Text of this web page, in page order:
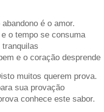
é o amor.
o tempo se consuma
e o coração desprende
muitos querem prova.
sua provação
conhece este sabor.